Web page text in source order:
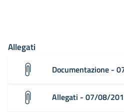
Allegati
Documentazione -
Allegati - 07/08/